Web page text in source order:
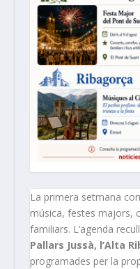
La primera setmana
música, festes majors,
familiars. L’agenda
Pallars Jussà, l’Alta
programades per la